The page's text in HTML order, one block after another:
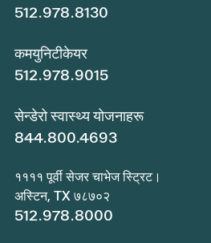
512.978.8130
कमयुनिटीकेयर
512.978.9015
सेन्डेरो स्वास्थ्य योजनाहरू
844.800.4693
११११ पूर्वी सेजर चाभेज स्ट्रिट।
अस्टिन, TX ७८७०२
512.978.8000